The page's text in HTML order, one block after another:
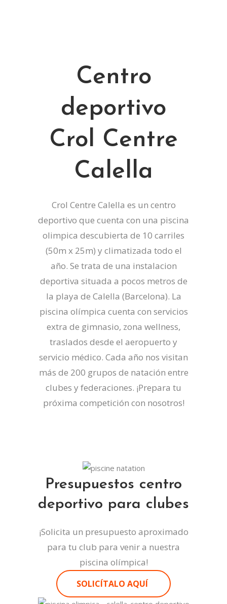
Centro
deportivo
Crol Centre
Calella
Crol Centre Calella es un centro
deportivo que cuenta con una piscina
olimpica descubierta de 10 carriles
(50m x 25m) y climatizada todo el
año. Se trata de una instalacion
deportiva situada a pocos metros de
la playa de Calella (Barcelona). La
piscina olímpica cuenta con servicios
extra de gimnasio, zona wellness,
traslados desde el aeropuerto y
servicio médico. Cada año nos visitan
más de 200 grupos de natación entre
clubes y federaciones. ¡Prepara tu
próxima competición con nosotros!
Presupuestos centro
deportivo para clubes
¡Solicita un presupuesto aproximado
para tu club para venir a nuestra
piscina olímpica!
SOLICÍTALO AQUÍ